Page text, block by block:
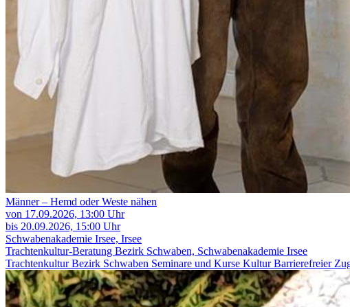
Männer – Hemd oder Weste nähen
von 17.09.2026, 13:00 Uhr
bis 20.09.2026, 15:00 Uhr
Schwabenakademie Irsee, Irsee
Trachtenkultur-Beratung Bezirk Schwaben, Schwabenakademie Irsee
Trachtenkultur Bezirk Schwaben Seminare und Kurse Kultur Barrierefreier